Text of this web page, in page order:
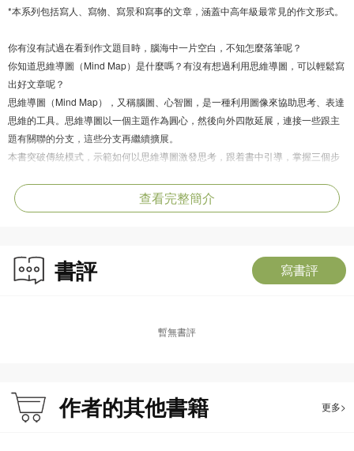
*本系列包括寫人、寫物、寫景和寫事的文章，涵蓋中高年級最常見的作文形式。
你有沒有試過在看到作文題目時，腦海中一片空白，不知怎麼落筆呢？
你知道思維導圖（Mind Map）是什麼嗎？有沒有想過利用思維導圖，可以輕鬆寫
出好文章呢？
思維導圖（Mind Map），又稱腦圖、心智圖，是一種利用圖像來協助思考、表達
思維的工具。思維導圖以一個主題作為圓心，然後向外四散延展，連接一些跟主
題有關聯的分支，這些分支再繼續擴展。
本書突破傳統模式，示範如何以思維導圖激發思考，跟着書中引導，掌握三個步
目，你也能靈感不斷，下筆如有神！
本系列主要針對小學生階段常見的寫人、寫物、寫景、寫事類文章，兩冊各以 16
《小學修辭手法一本通》
復、設問、反問、誇張、對比、對偶、反語、引用、層遞及襯托。旨在全面培養
查看完整簡介
書評 寫書評
暫無書評
作者的其他書籍 更多>